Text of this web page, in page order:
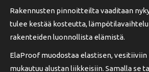
Rakennusten pinnoitteilta vaaditaan
tulee kestää kosteutta,
rakenteiden luonnollista elämistä.
ElaProof muodostaa elastisen, vesitiiviin
mukautuu alustan liikkeisiin. Samalla se